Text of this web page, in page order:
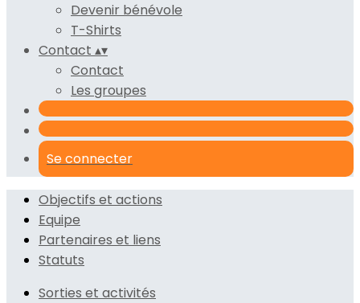
Devenir bénévole
T-Shirts
Contact ▴▾
Contact
Les groupes
Se connecter
Objectifs et actions
Equipe
Partenaires et liens
Statuts
Sorties et activités